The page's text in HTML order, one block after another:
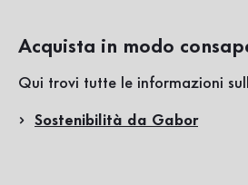
Acquista in modo
Qui trovi tutte le informazioni
Sostenibilità da Gabor